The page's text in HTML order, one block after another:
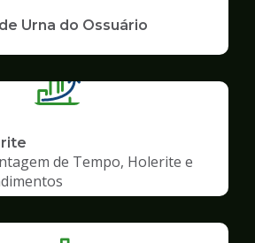
Urna do Ossuário
de Tempo, Holerite e